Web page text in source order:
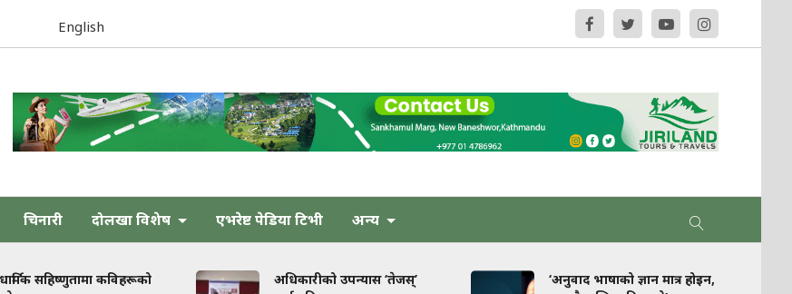
English
चिनारी दोलखा विशेष एभरेष्ट पेडिया टिभी अन्य
कविहरूको
अधिकारीको उपन्यास ‘तेजस्’
‘अनुवाद भाषाको ज्ञान मात्र होइन,